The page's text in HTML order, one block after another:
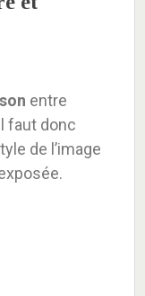
entre
faut donc
de l’image